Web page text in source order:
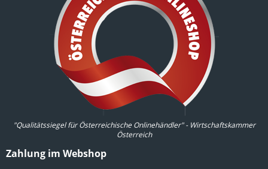
"Qualitätssiegel für Österreichische Onlinehändler" - Wirtschaftskammer
Österreich
Zahlung im Webshop